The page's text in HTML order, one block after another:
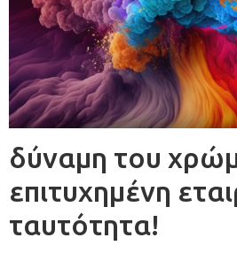
δύναμη του
επιτυχημένη
ταυτότητα!